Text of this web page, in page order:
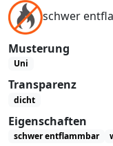
schwer
Musterung
Uni
Transparenz
dicht
Eigenschaften
schwer entflammbar